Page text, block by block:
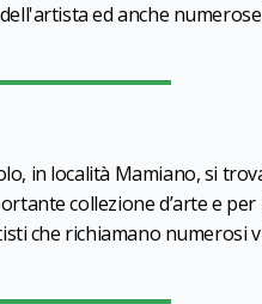
ed anche
in località Mamiano, si
collezione d’arte e
che richiamano numerosi